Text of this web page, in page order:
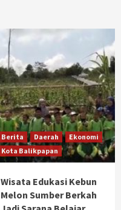
Berita Daerah
Ekonomi
Kota Balikpapan
Wisata Edukasi Kebun
Melon Sumber Berkah